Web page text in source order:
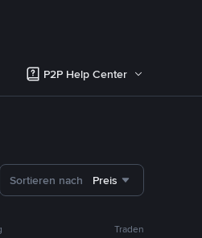
P2P Help Center
Sortieren nach Preis
Traden